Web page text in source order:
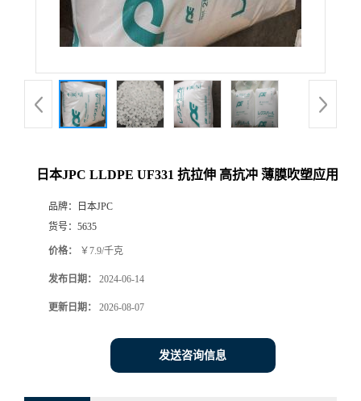
日本JPC LLDPE UF331 抗拉伸 高抗冲 薄膜吹塑应用
品牌：
日本JPC
货号： 5635
价格： ￥7.9/千克
发布日期： 2024-06-14
更新日期： 2026-08-07
发送咨询信息